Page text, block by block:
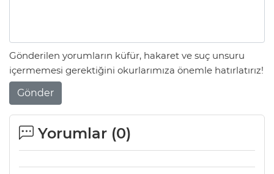
Gönderilen yorumların küfür, hakaret ve suç unsuru
içermemesi gerektiğini okurlarımıza önemle hatırlatırız!
Gönder
Yorumlar (0)